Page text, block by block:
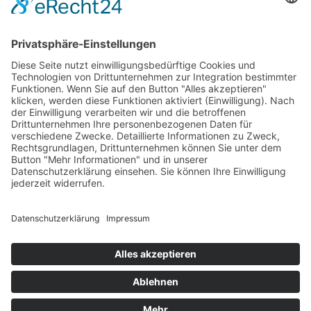
01 Hallo!| 02 Leistungen|03 Über uns| 04 Kontakt
Impressum|06 Datenschutz